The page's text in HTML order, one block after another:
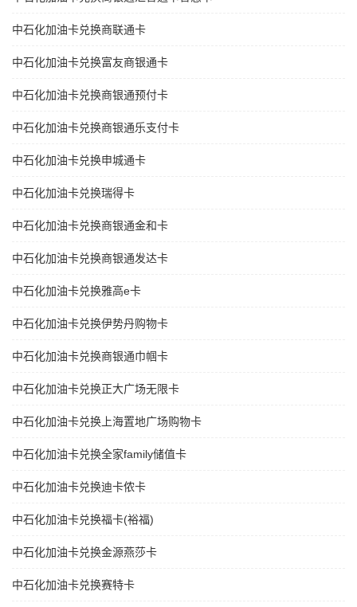
中石化加油卡兑换商联通卡
中石化加油卡兑换富友商银通卡
中石化加油卡兑换商银通预付卡
中石化加油卡兑换商银通乐支付卡
中石化加油卡兑换申城通卡
中石化加油卡兑换瑞得卡
中石化加油卡兑换商银通金和卡
中石化加油卡兑换商银通发达卡
中石化加油卡兑换雅高e卡
中石化加油卡兑换伊势丹购物卡
中石化加油卡兑换商银通巾帼卡
中石化加油卡兑换正大广场无限卡
中石化加油卡兑换上海置地广场购物卡
中石化加油卡兑换全家family储值卡
中石化加油卡兑换迪卡侬卡
中石化加油卡兑换福卡(裕福)
中石化加油卡兑换金源燕莎卡
中石化加油卡兑换赛特卡